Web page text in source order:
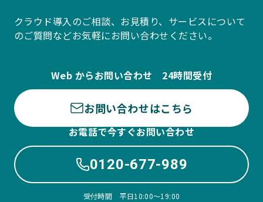
クラウド導入のご相談、お見積り、サービスについて
のご質問などお気軽にお問い合わせください。
Web からお問い合わせ 24時間受付
お問い合わせはこちら
お電話で今すぐお問い合わせ
0120-677-989
受付時間 平日10:00〜19:00